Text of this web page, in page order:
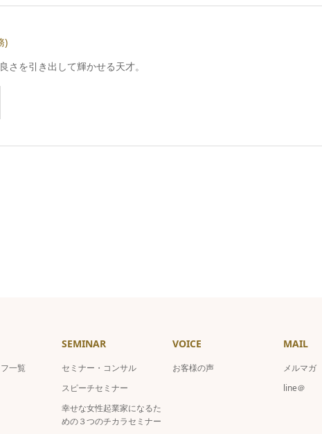
)
さを引き出して輝かせる天才。
一覧
SEMINAR
セミナー・コンサル
スピーチセミナー
幸せな女性起業家になるた
めの３つのチカラセミナー
VOICE
お客様の声
MAIL
メルマガ
line＠